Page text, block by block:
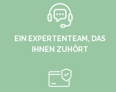
EIN EXPERTENTEAM, DAS
IHNEN ZUHÖRT